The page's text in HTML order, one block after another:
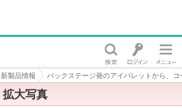
新製品情報 バックステージ発のアイパレットから、
拡大写真